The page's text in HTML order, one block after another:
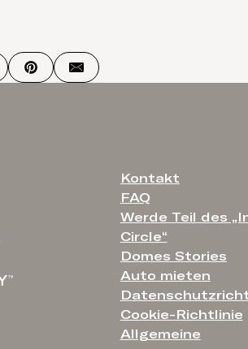
Kontakt
FAQ
Werde Teil des
Circle“
Domes Stories
Auto mieten
Cookie-Richtlinie
Allgemeine